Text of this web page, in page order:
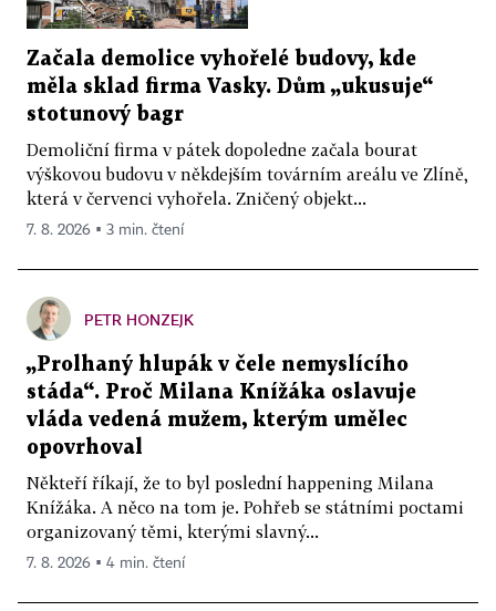
Začala demolice vyhořelé budovy, kde
měla sklad firma Vasky. Dům „ukusuje“
stotunový bagr
Demoliční firma v pátek dopoledne začala bourat
výškovou budovu v někdejším továrním areálu ve Zlíně,
která v červenci vyhořela. Zničený objekt...
7. 8. 2026 ▪ 3 min. čtení
PETR HONZEJK
„Prolhaný hlupák v čele nemyslícího
stáda“. Proč Milana Knížáka oslavuje
vláda vedená mužem, kterým umělec
opovrhoval
Někteří říkají, že to byl poslední happening Milana
Knížáka. A něco na tom je. Pohřeb se státními poctami
organizovaný těmi, kterými slavný...
7. 8. 2026 ▪ 4 min. čtení